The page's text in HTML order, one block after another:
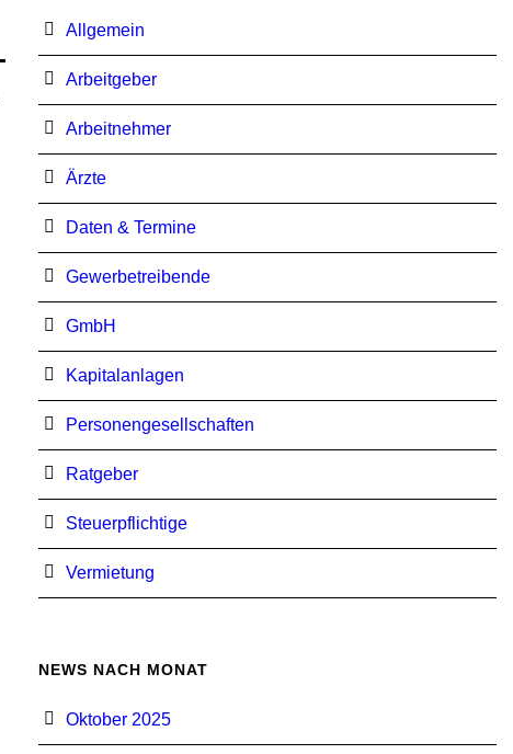
Allgemein
Arbeitgeber
Arbeitnehmer
Ärzte
Daten & Termine
Gewerbetreibende
GmbH
Kapitalanlagen
Personengesellschaften
Ratgeber
Steuerpflichtige
Vermietung
NEWS NACH MONAT
Oktober 2025